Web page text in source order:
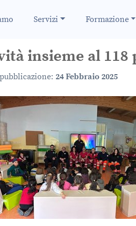
Servizi Formazione
insieme al 118
24 Febbraio 2025